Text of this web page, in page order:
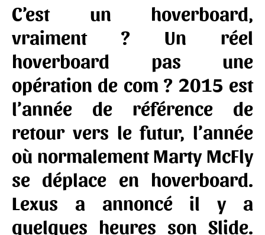
C’est un hoverboard,
vraiment ? Un réel
hoverboard pas une
opération de com ? 2015 est
l’année de référence de
retour vers le futur, l’année
où normalement Marty McFly
se déplace en hoverboard.
Lexus a annoncé il y a
quelques heures son Slide.